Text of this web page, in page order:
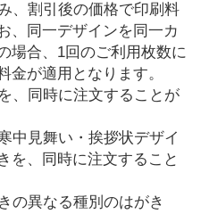
、割引後の価格で印刷料
、同一デザインを同一カ
場合、1回のご利用枚数に
金が適用となります。
、同時に注文することが
中見舞い・挨拶状デザイ
を、同時に注文すること
の異なる種別のはがき